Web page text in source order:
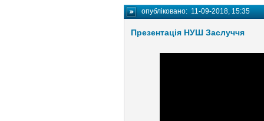
опубліковано:11-09-2018, 15:35
Презентація НУШ Заслуччя